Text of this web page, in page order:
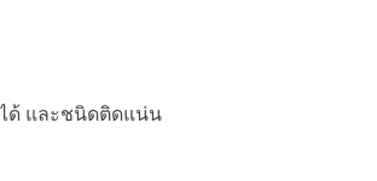
ด้ และชนิดติดแน่น